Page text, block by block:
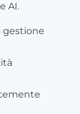
AI.
gestione